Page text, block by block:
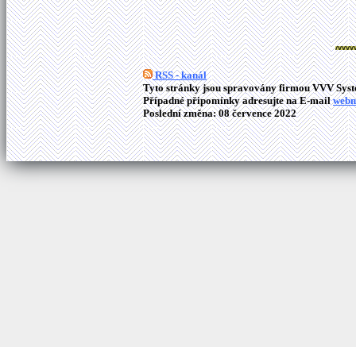
RSS - kanál
Tyto stránky jsou spravovány firmou VVV
Případné připomínky adresujte na E-mail
Poslední změna: 08 července 2022